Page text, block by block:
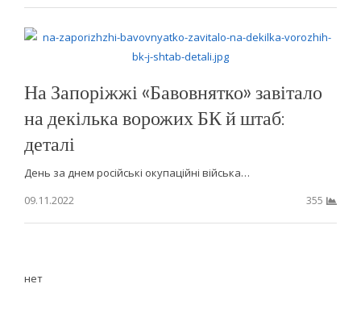
На Запоріжжі «Бавовнятко» завітало
на декілька ворожих БК й штаб:
деталі
День за днем російські окупаційні війська…
09.11.2022
355
нет